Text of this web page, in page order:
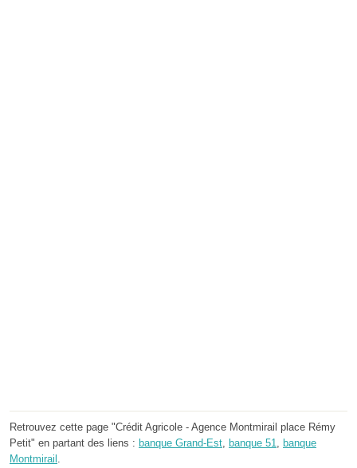
Retrouvez cette page "Crédit Agricole - Agence Montmirail place Rémy
Petit" en partant des liens : banque Grand-Est, banque 51, banque
Montmirail .